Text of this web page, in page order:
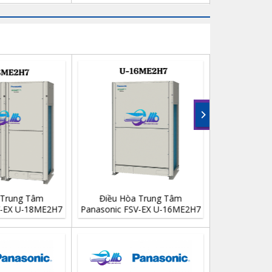
Tâm
EX U-18ME2H7
Chiều
Điều Hòa Trung Tâm
Panasonic FSV-EX U-16ME2H7
16 HP 2 Chiều